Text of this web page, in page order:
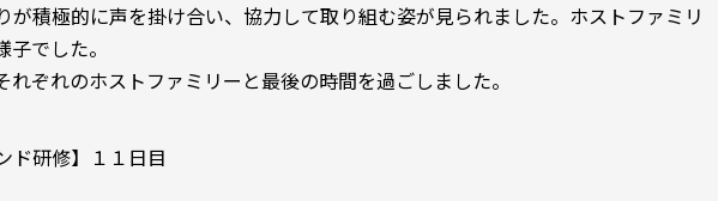
が積極的に声を掛け合い、協力して取り組む姿が見られました。ホストファミリ
でした。
れぞれのホストファミリーと最後の時間を過ごしました。
ド研修】１１日目